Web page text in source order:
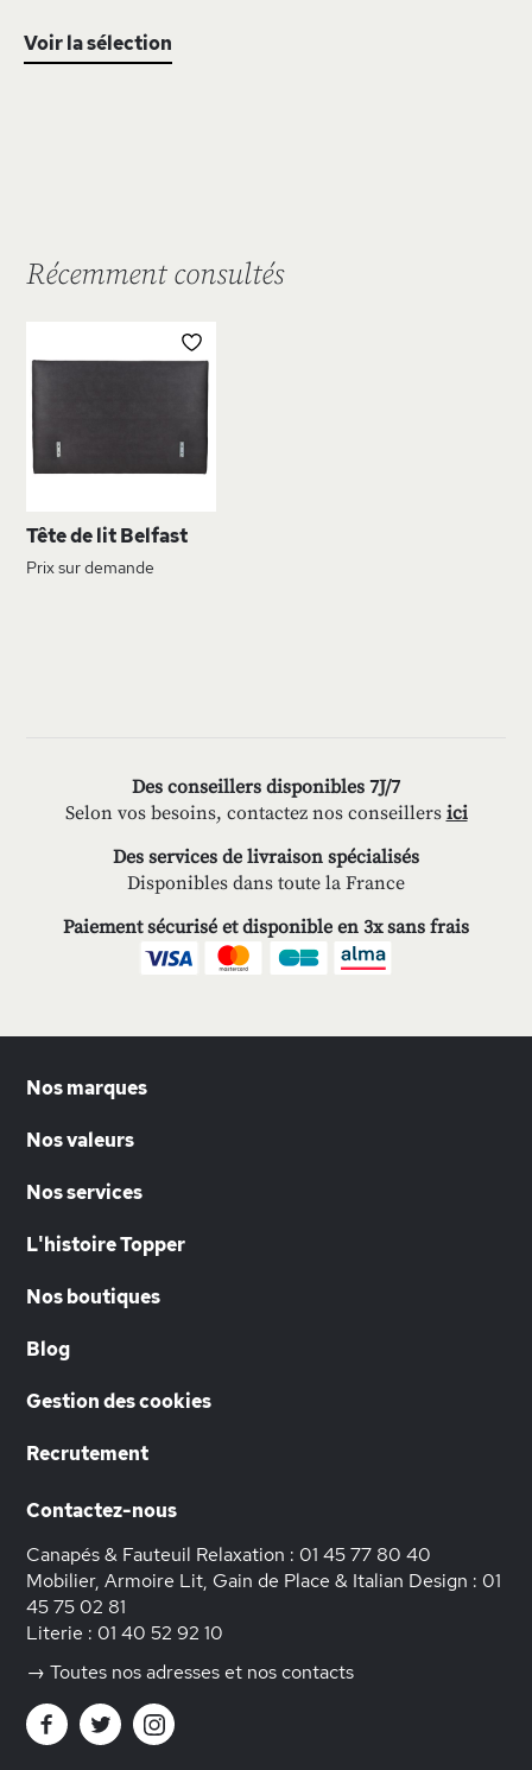
Voir la sélection
Récemment consultés
Tête de lit Belfast
Prix sur demande
À
MA
LISTE
D’ENVIE
Des conseillers disponibles 7J/7
Selon vos besoins, contactez nos conseillers ici
Des services de livraison spécialisés
Disponibles dans toute la France
Paiement sécurisé et disponible en 3x sans frais
Nos marques
Nos valeurs
Nos services
L'histoire Topper
Nos boutiques
Blog
Gestion des cookies
Recrutement
Contactez-nous
Canapés & Fauteuil Relaxation : 01 45 77 80 40
Mobilier, Armoire Lit, Gain de Place & Italian Design : 01
45 75 02 81
Literie : 01 40 52 92 10
→ Toutes nos adresses et nos contacts